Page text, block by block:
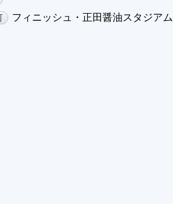
フィニッシュ・正田醤油スタジア